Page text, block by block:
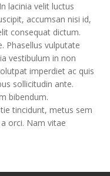
lacinia velit luctus
accumsan nisi id,
consequat dictum.
Phasellus vulputate
vestibulum in non
imperdiet ac quis
sollicitudin ante.
bibendum.
tincidunt, metus sem
orci. Nam vitae